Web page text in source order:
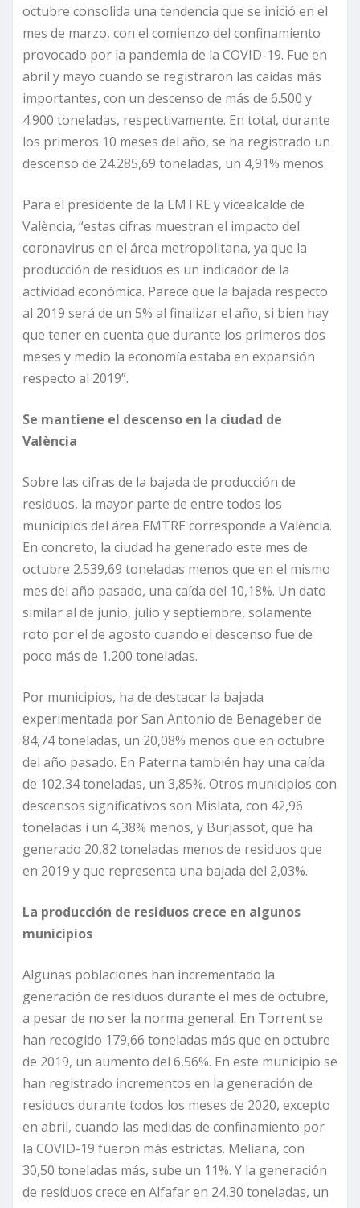
octubre consolida una tendencia que se inició en el
mes de marzo, con el comienzo del confinamiento
provocado por la pandemia de la COVID-19. Fue en
abril y mayo cuando se registraron las caídas más
importantes, con un descenso de más de 6.500 y
4.900 toneladas, respectivamente. En total, durante
los primeros 10 meses del año, se ha registrado un
descenso de 24.285,69 toneladas, un 4,91% menos.
Para el presidente de la EMTRE y vicealcalde de
València, “estas cifras muestran el impacto del
coronavirus en el área metropolitana, ya que la
producción de residuos es un indicador de la
actividad económica. Parece que la bajada respecto
al 2019 será de un 5% al finalizar el año, si bien hay
que tener en cuenta que durante los primeros dos
meses y medio la economía estaba en expansión
respecto al 2019”.
Se mantiene el descenso en la ciudad de
València
Sobre las cifras de la bajada de producción de
residuos, la mayor parte de entre todos los
municipios del área EMTRE corresponde a València.
En concreto, la ciudad ha generado este mes de
octubre 2.539,69 toneladas menos que en el mismo
mes del año pasado, una caída del 10,18%. Un dato
similar al de junio, julio y septiembre, solamente
roto por el de agosto cuando el descenso fue de
poco más de 1.200 toneladas.
Por municipios, ha de destacar la bajada
experimentada por San Antonio de Benagéber de
84,74 toneladas, un 20,08% menos que en octubre
del año pasado. En Paterna también hay una caída
de 102,34 toneladas, un 3,85%. Otros municipios con
descensos significativos son Mislata, con 42,96
toneladas i un 4,38% menos, y Burjassot, que ha
generado 20,82 toneladas menos de residuos que
en 2019 y que representa una bajada del 2,03%.
La producción de residuos crece en algunos
municipios
Algunas poblaciones han incrementado la
generación de residuos durante el mes de octubre,
a pesar de no ser la norma general. En Torrent se
han recogido 179,66 toneladas más que en octubre
de 2019, un aumento del 6,56%. En este municipio se
han registrado incrementos en la generación de
residuos durante todos los meses de 2020, excepto
en abril, cuando las medidas de confinamiento por
la COVID-19 fueron más estrictas. Meliana, con
30,50 toneladas más, sube un 11%. Y la generación
de residuos crece en Alfafar en 24,30 toneladas, un